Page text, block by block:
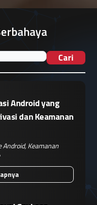
Cari
Android yang
dan Keamanan
Android,Keamanan